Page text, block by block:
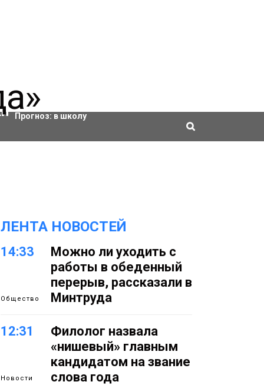
Актировки
Прогноз: в школу
ЛЕНТА НОВОСТЕЙ
14:33
Общество
Можно ли уходить с
работы в обеденный
перерыв, рассказали в
Минтруда
12:31
Новости
Филолог назвала
«нишевый» главным
кандидатом на звание
слова года